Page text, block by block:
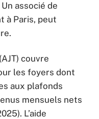
associé de
à Paris, peut
(AJT) couvre
les foyers dont
aux plafonds
mensuels nets
L’aide